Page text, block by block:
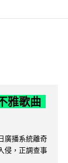
雅歌曲
廣播系統離奇
侵，正調查事